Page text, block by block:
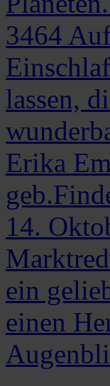
3464
lassen,
Erika
14.
ein
einen